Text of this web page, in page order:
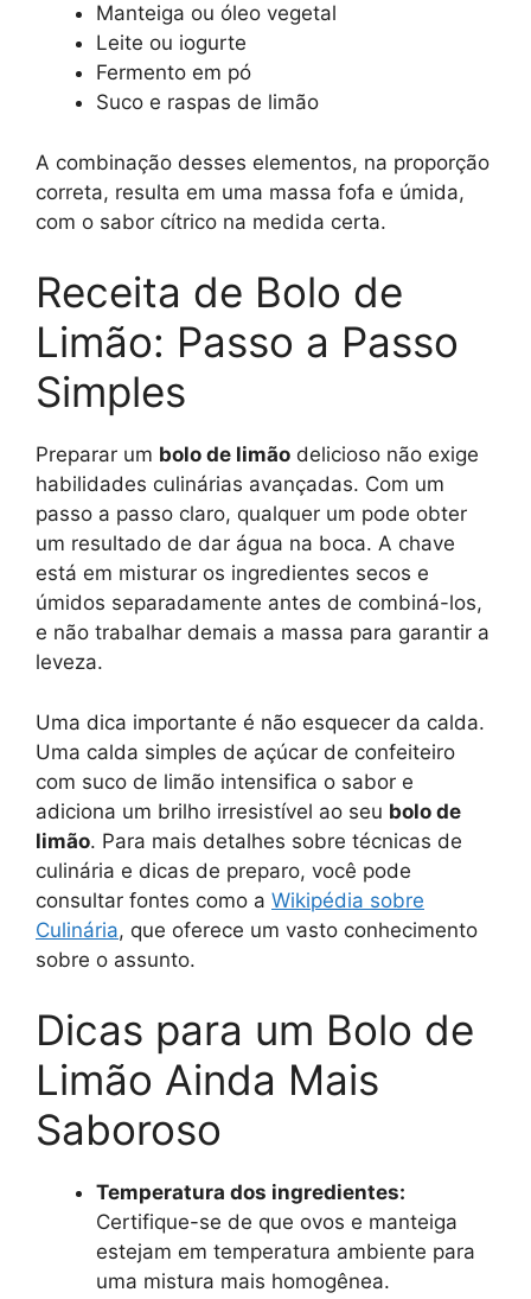
Manteiga ou óleo vegetal
Leite ou iogurte
Fermento em pó
Suco e raspas de limão
A combinação desses elementos, na proporção
correta, resulta em uma massa fofa e úmida,
com o sabor cítrico na medida certa.
Receita de Bolo de
Limão: Passo a Passo
Simples
Preparar um bolo de limão delicioso não exige
habilidades culinárias avançadas. Com um
passo a passo claro, qualquer um pode obter
um resultado de dar água na boca. A chave
está em misturar os ingredientes secos e
úmidos separadamente antes de combiná-los,
e não trabalhar demais a massa para garantir a
leveza.
Uma dica importante é não esquecer da calda.
Uma calda simples de açúcar de confeiteiro
com suco de limão intensifica o sabor e
adiciona um brilho irresistível ao seu bolo de
limão. Para mais detalhes sobre técnicas de
culinária e dicas de preparo, você pode
consultar fontes como a Wikipédia sobre
Culinária, que oferece um vasto conhecimento
sobre o assunto.
Dicas para um Bolo de
Limão Ainda Mais
Saboroso
Temperatura dos ingredientes:
Certifique-se de que ovos e manteiga
estejam em temperatura ambiente para
uma mistura mais homogênea.